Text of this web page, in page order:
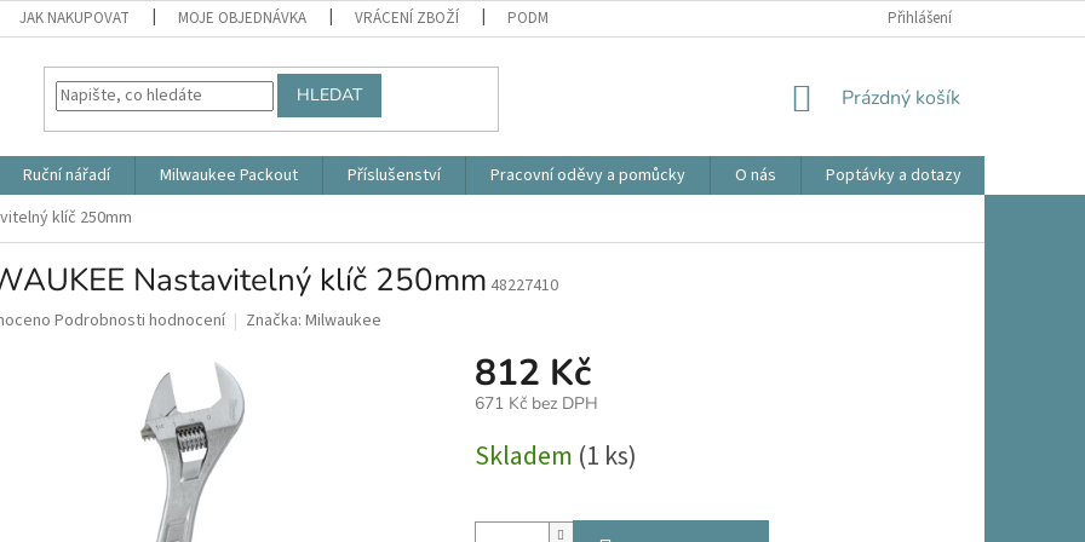
JAK NAKUPOVAT MOJE OBJEDNÁVKA VRÁCENÍ ZBOŽÍ PODMÍNKY OCHRANY OSOBNÍCH ÚDAJŮ OBCHODNÍ PODMÍNKY
Přihlášení
HLEDAT
NÁKUPNÍ
Prázdný košík
Ruční nářadí Milwaukee Packout Příslušenství Pracovní oděvy a pomůcky O nás Poptávky a dotazy
klíč 250mm
Nastavitelný klíč 250mm 48227410
Podrobnosti hodnocení Značka: Milwaukee
812 Kč
671 Kč bez DPH
cena:
Skladem (1 ks)